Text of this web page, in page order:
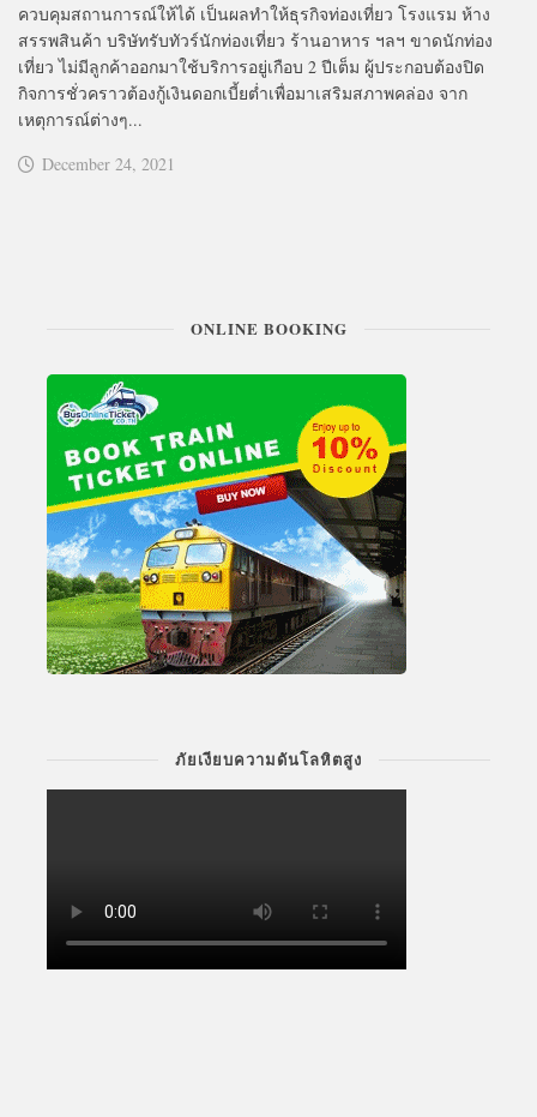
ควบคุมสถานการณ์ให้ได้ เป็นผลทำให้ธุรกิจท่องเที่ยว โรงแรม ห้าง
สรรพสินค้า บริษัทรับทัวร์นักท่องเที่ยว ร้านอาหาร ฯลฯ ขาดนักท่อง
เที่ยว ไม่มีลูกค้าออกมาใช้บริการอยู่เกือบ 2 ปีเต็ม ผู้ประกอบต้องปิด
กิจการชั่วคราวต้องกู้เงินดอกเบี้ยต่ำเพื่อมาเสริมสภาพคล่อง จาก
เหตุการณ์ต่างๆ...
December 24, 2021
ONLINE BOOKING
ภัยเงียบความดันโลหิตสูง